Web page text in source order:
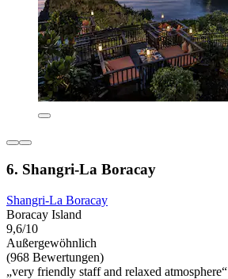
6. Shangri-La Boracay
Shangri-La Boracay
Boracay Island
9,6/10
Außergewöhnlich
(968 Bewertungen)
„very friendly staff and relaxed atmosphere“